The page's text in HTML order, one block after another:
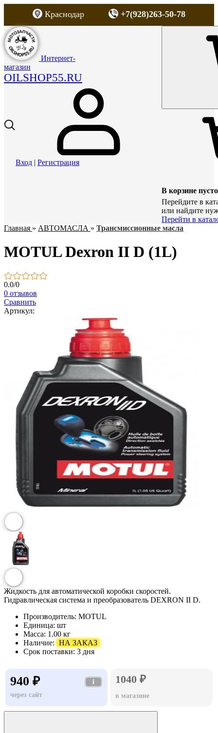
Краснодар +7(928)263-50-78
Интернет-
магазин
OILSHOP55.RU
Вход | Регистрация
В корзине пусто
Перейдите в
или найдите
Перейти в
Главная » АВТОМАСЛА » Трансмиссионные масла
MOTUL Dexron II D (1L)
0.0/0
0 отзывов
Сравнить
Артикул:
Жидкость для автоматической коробки скоростей.
Гидравлическая система и преобразователь DEXRON II D.
Производитель: MOTUL
Единица: шт
Масса: 1.00 кг
Наличие: НА ЗАКАЗ
Срок поставки: 3 дня
940 ₽
i
через сайт
1040 ₽
в магазине